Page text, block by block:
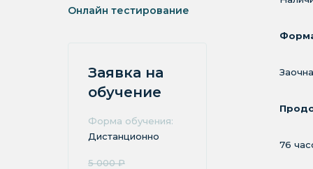
Онлайн тестирование
Заявка на
обучение
Форма обучения:
Дистанционно
5 000 ₽
76